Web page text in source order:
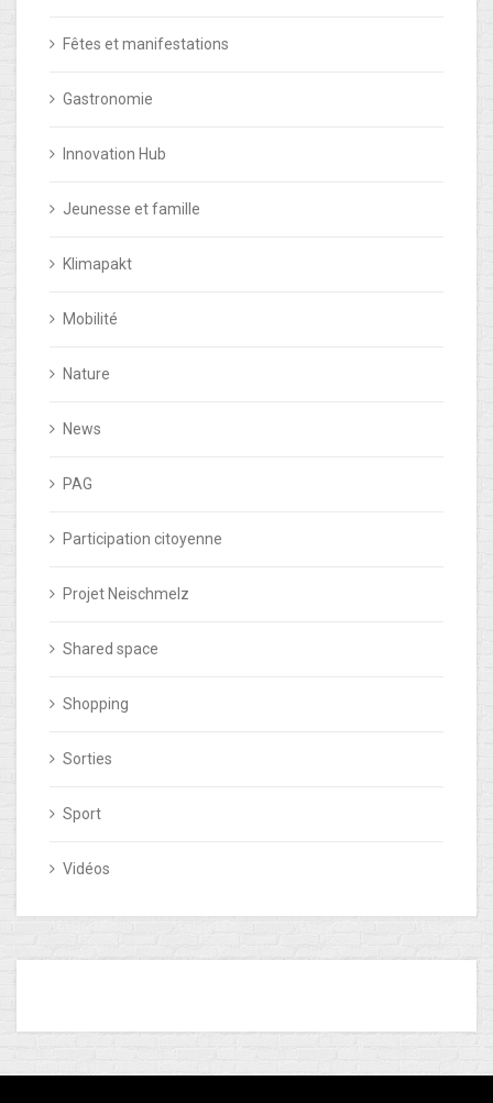
Fêtes et manifestations
Gastronomie
Innovation Hub
Jeunesse et famille
Klimapakt
Mobilité
Nature
News
PAG
Participation citoyenne
Projet Neischmelz
Shared space
Shopping
Sorties
Sport
Vidéos